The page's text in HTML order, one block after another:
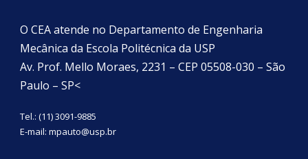
O CEA atende no Departamento de Engenharia
Mecânica da Escola Politécnica da USP
Av. Prof. Mello Moraes, 2231 – CEP 05508-030 – São
Paulo – SP<
Tel.: (11) 3091-9885
E-mail: mpauto@usp.br